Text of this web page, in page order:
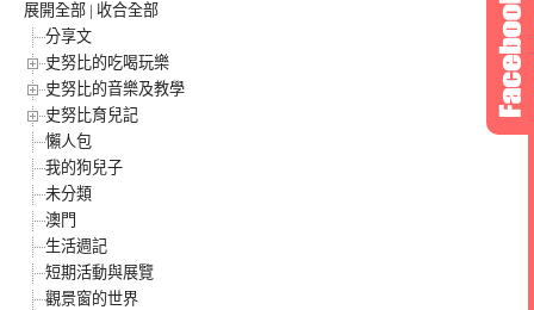
展開全部 | 收合全部
分享文
史努比的吃喝玩樂
史努比的音樂及教學
史努比育兒記
懶人包
我的狗兒子
未分類
澳門
生活週記
短期活動與展覽
觀景窗的世界